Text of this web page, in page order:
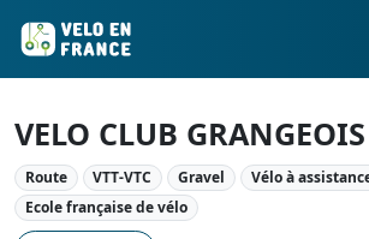
VELO CLUB GRANGEOIS
Route VTT-VTC Gravel
Vélo à
Ecole française de vélo